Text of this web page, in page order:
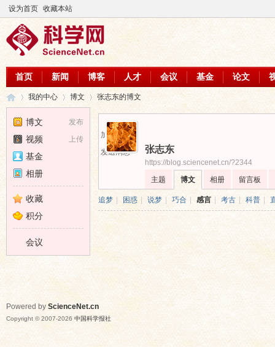
设为首页 收藏本站
首页 新闻 博客 人才 会议 基金 论文
›
我的中心 博文 张志东的博文
加为好友
发送消息
张志东
https://blog.sciencenet.cn/?2344
主题
博文 相册 留言板
追梦 困惑 说梦 巧合 感言 考古 科普
发布
博文
上传
视频
基金
相册
收藏
积分
会议
Powered by ScienceNet.cn
Copyright © 2007-2026 中国科学报社